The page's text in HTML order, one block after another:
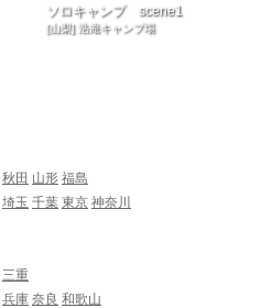
ソロキャンプ scene1
[山梨] 浩庵キャンプ場
秋田 山形 福島
埼玉 千葉 東京 神奈川
三重
兵庫 奈良 和歌山